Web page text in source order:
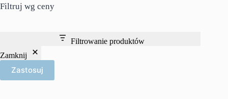
Filtruj wg ceny
Filtrowanie produktów
Zamknij
Zastosuj